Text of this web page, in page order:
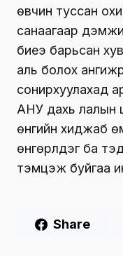
өвчин туссан
санаагаар
биеэ барьсан
аль болох
сонирхуулахад
АНУ дахь лалын
өнгийн хиджаб
өнгөрүүлдэг ба
тэмцэж буйгаа
Share